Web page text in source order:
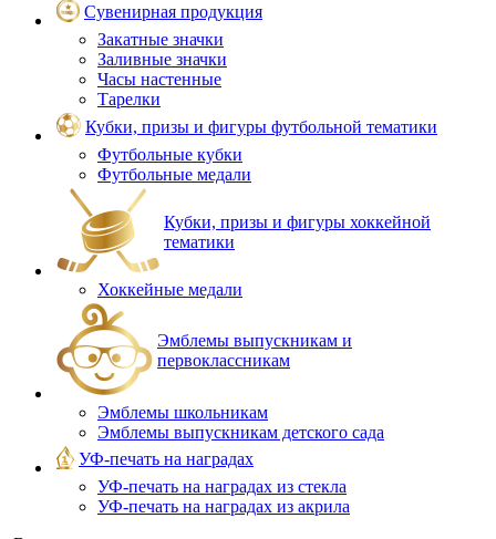
Сувенирная продукция
Закатные значки
Заливные значки
Часы настенные
Тарелки
Кубки, призы и фигуры футбольной тематики
Футбольные кубки
Футбольные медали
Кубки, призы и фигуры хоккейной
тематики
Хоккейные медали
Эмблемы выпускникам и
первоклассникам
Эмблемы школьникам
Эмблемы выпускникам детского сада
УФ-печать на наградах
УФ‑печать на наградах из стекла
УФ-печать на наградах из акрила